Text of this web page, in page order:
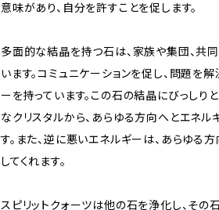
意味があり、自分を許すことを促します。
多面的な結晶を持つ石は、家族や集団、共
います。コミュニケーションを促し、問題を
ーを持っています。この石の結晶にびっしり
なクリスタルから、あらゆる方向へとエネル
す。また、逆に悪いエネルギーは、あらゆる
してくれます。
スピリットクォーツは他の石を浄化し、その